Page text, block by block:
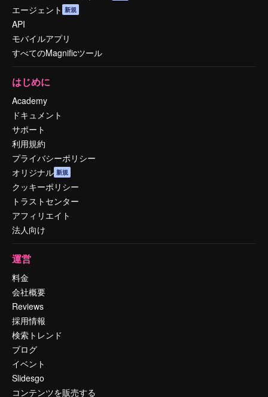
エージェント 新規
API
モバイルアプリ
すべてのMagnificツール
はじめに
Academy
ドキュメント
サポート
利用規約
プライバシーポリシー
オリジナル 新規
クッキーポリシー
トラストセンター
アフィリエイト
法人向け
運営
料金
会社概要
Reviews
採用情報
検索トレンド
ブログ
イベント
Slidesgo
コンテンツを販売する